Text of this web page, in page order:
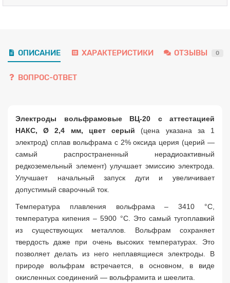
ОПИСАНИЕ ХАРАКТЕРИСТИКИ ОТЗЫВЫ 0
ВОПРОС-ОТВЕТ
Электроды вольфрамовые ВЦ-20 с аттестацией
НАКС, Ø 2,4 мм, цвет серый (цена указана за 1
электрод) сплав вольфрама с 2% оксида церия (церий —
самый распространенный нерадиоактивный
редкоземельный элемент) улучшает эмиссию электрода.
Улучшает начальный запуск дуги и увеличивает
допустимый сварочный ток.
Температура плавления вольфрама – 3410 °С,
температура кипения – 5900 °С. Это самый тугоплавкий
из существующих металлов. Вольфрам сохраняет
твердость даже при очень высоких температурах. Это
позволяет делать из него неплавящиеся электроды. В
природе вольфрам встречается, в основном, в виде
окисленных соединений — вольфрамита и шеелита.